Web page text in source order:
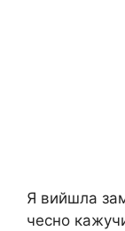
Я вийшла
чесно